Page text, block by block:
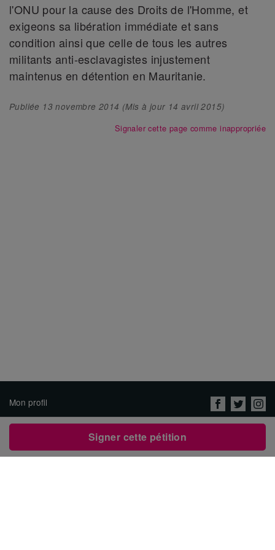
Signer cette pétition
l'ONU pour la cause des Droits de l'Homme, et
exigeons sa libération immédiate et sans
condition ainsi que celle de tous les autres
militants anti-esclavagistes injustement
maintenus en détention en Mauritanie.
Publiée 13 novembre 2014 (Mis à jour 14 avril 2015)
Signaler cette page comme inappropriée
Mon profil
Nous connaître
Protection des données &